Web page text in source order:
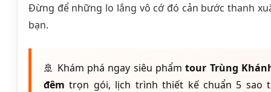
Đừng để những lo lắng vô cớ đó cản bước thanh
bạn.
🚢 Khám phá ngay siêu phẩmtour Trùng
đêm trọn gói, lịch trình thiết kế chuẩn 5 sao